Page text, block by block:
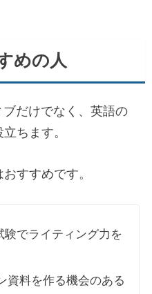
めの人
だけでなく、英語の
ちます。
すすめです。
験でライティング力を
資料を作る機会のある